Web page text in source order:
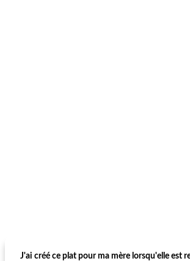
J'ai créé ce plat pour ma mère lorsqu'elle est